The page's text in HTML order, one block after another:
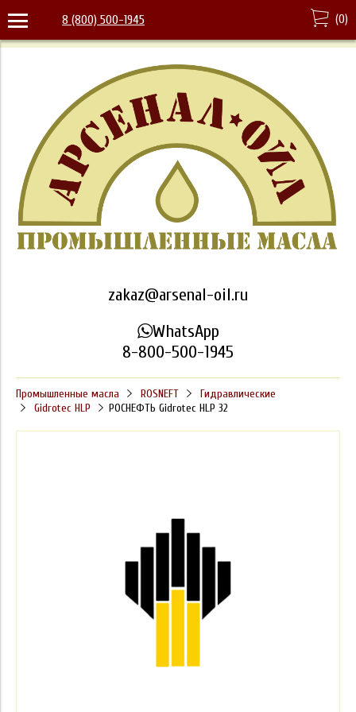
8 (800) 500-1945 (0)
zakaz@arsenal-oil.ru
WhatsApp
8-800-500-1945
Промышленные масла ROSNEFT
Гидравлические
Gidrotec HLP
РОСНЕФТЬ Gidrotec HLP 32